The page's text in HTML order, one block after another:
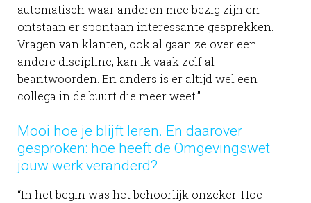
automatisch waar anderen mee bezig zijn en
ontstaan er spontaan interessante gesprekken.
Vragen van klanten, ook al gaan ze over een
andere discipline, kan ik vaak zelf al
beantwoorden. En anders is er altijd wel een
collega in de buurt die meer weet.”
Mooi hoe je blijft leren. En daarover
gesproken: hoe heeft de Omgevingswet
jouw werk veranderd?
“In het begin was het behoorlijk onzeker. Hoe